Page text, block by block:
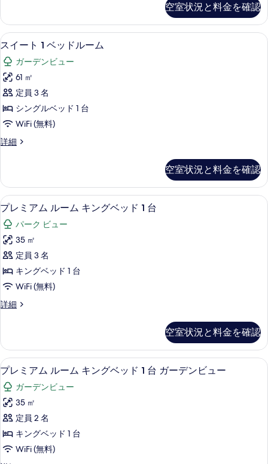
す
る
ッ
ド
2
台
(Essential)
の
す
べ
て
真
を
表
示
す
る
ン
グ
ル
ッ
ド
台
(Essential)
の
詳
細
空室状況と料金を確認
ス
イ
ー
ト
1
ベ
ッ
ド
ー
ム
の
す
べ
て
の
写
真
示
す
る
スイート 1 ベッドルーム | 高級寝具
7
スイート 1 ベッドルーム
ガーデンビュー
61 ㎡
定員 3 名
シングルベッド 1 台
WiFi (無料)
詳細
ス
1
ベ
ッ
ル
ー
の
詳
細
空室状況と料金を確認
プ
レ
ミ
ア
ム
ル
ー
ム
ン
グ
ベ
ッ
ド
1
台
の
高級寝具、ミニバー、セーフティボ
8
プレミアム ルーム キングベッド 1 台
パーク ビュー
35 ㎡
定員 3 名
キングベッド 1 台
WiFi (無料)
詳細
プ
ム
ル
ー
キ
ン
ベ
ッ
ド
空室状況と料金を確認
プ
レ
ミ
ア
ム
ル
ー
高級寝具、ミニバー、セーフティボ
7
プレミアム ルーム キングベッド 1 台 ガーデンビュー
ガーデンビュー
35 ㎡
定員 2 名
キングベッド 1 台
WiFi (無料)